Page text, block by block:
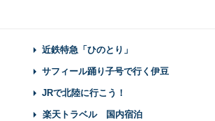
近鉄特急「ひのとり」
サフィール踊り子号で行く伊豆
JRで北陸に行こう！
楽天トラベル 国内宿泊